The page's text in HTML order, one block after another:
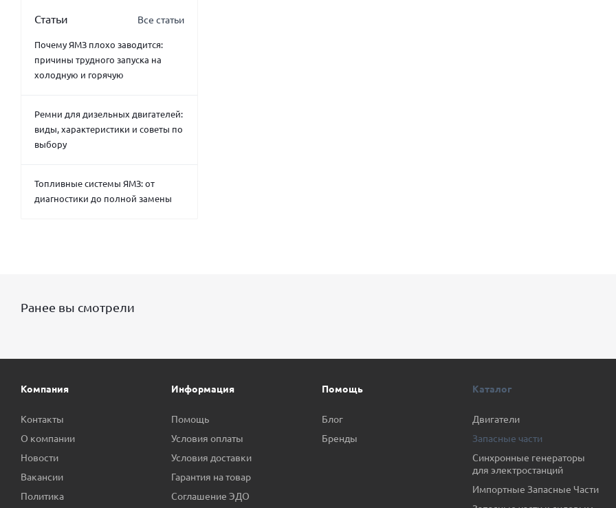
Статьи Все статьи
Почему ЯМЗ плохо заводится:
причины трудного запуска на
холодную и горячую
Ремни для дизельных двигателей:
виды, характеристики и советы по
выбору
Топливные системы ЯМЗ: от
диагностики до полной замены
Ранее вы смотрели
Компания
Контакты
О компании
Новости
Вакансии
Политика
Информация
Помощь
Условия оплаты
Условия доставки
Гарантия на товар
Соглашение ЭДО
Помощь
Блог
Бренды
Каталог
Двигатели
Запасные части
Синхронные генераторы
для электростанций
Импортные Запасные Части